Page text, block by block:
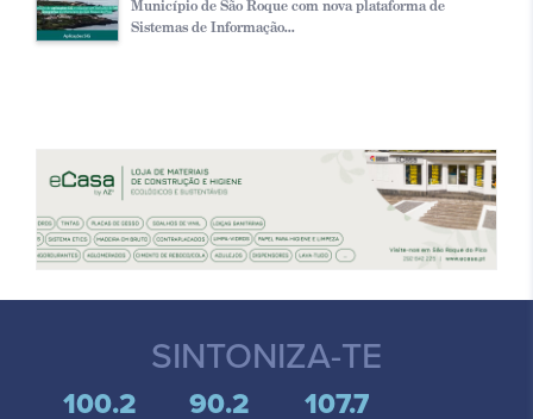
Município de São Roque com nova plataforma de
Sistemas de Informação...
SINTONIZA-TE
100.2 90.2 107.7